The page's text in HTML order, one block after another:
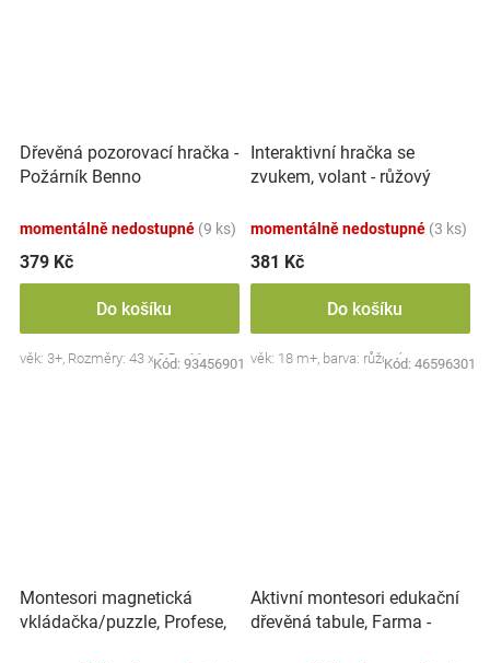
Dřevěná pozorovací hračka -
Požárník Benno
momentálně nedostupné (9 ks)
379 Kč
Do košíku
věk: 3+, Rozměry: 43 x 8,5 x 11 cm.
Kód: 93456901
Interaktivní hračka se
zvukem, volant - růžový
momentálně nedostupné (3 ks)
381 Kč
Do košíku
věk: 18 m+, barva: růžová
Kód: 46596301
Montesori magnetická
vkládačka/puzzle, Profese,
Aktivní montesori edukační
dřevěná tabule, Farma -